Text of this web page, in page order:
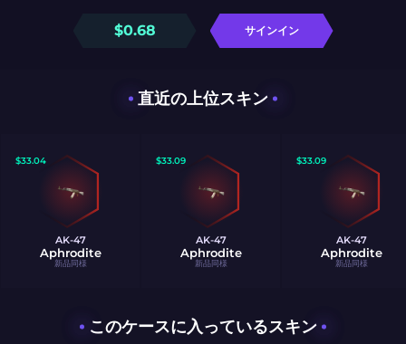
$0.68 サインイン
直近の上位スキン
$33.04
AK-47
Aphrodite
新品同様
$33.09
AK-47
Aphrodite
新品同様
$33.09
AK-47
Aphrodite
新品同様
このケースに入っているスキン